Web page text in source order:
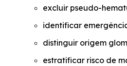
excluir pseudo-
identificar
distinguir origem
estratificar risco de